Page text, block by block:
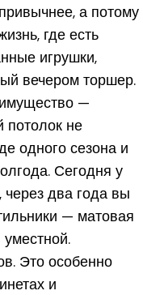
а потому
где есть
игрушки,
вечером торшер.
—
потолок не
одного сезона и
Сегодня у
два года вы
— матовая
уместной.
Это особенно
и